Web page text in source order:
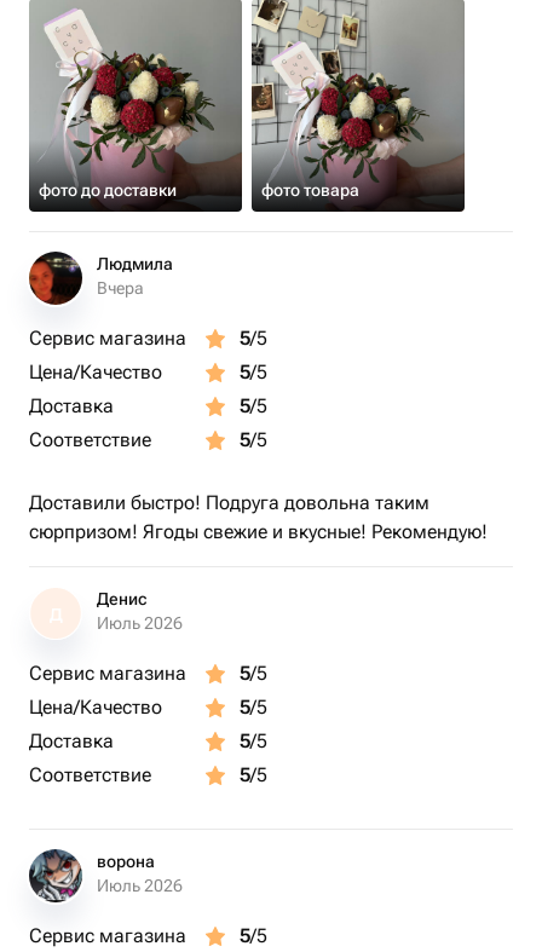
фото до доставки фото товара
Людмила
Вчера
Сервис магазина 5/5
Цена/Качество
5/5
Доставка
5/5
Соответствие
5/5
Доставили быстро! Подруга довольна таким
сюрпризом! Ягоды свежие и вкусные! Рекомендую!
Д
Денис
Июль 2026
Сервис магазина 5/5
Цена/Качество
5/5
Доставка
5/5
Соответствие
5/5
ворона
Июль 2026
Сервис магазина 5/5